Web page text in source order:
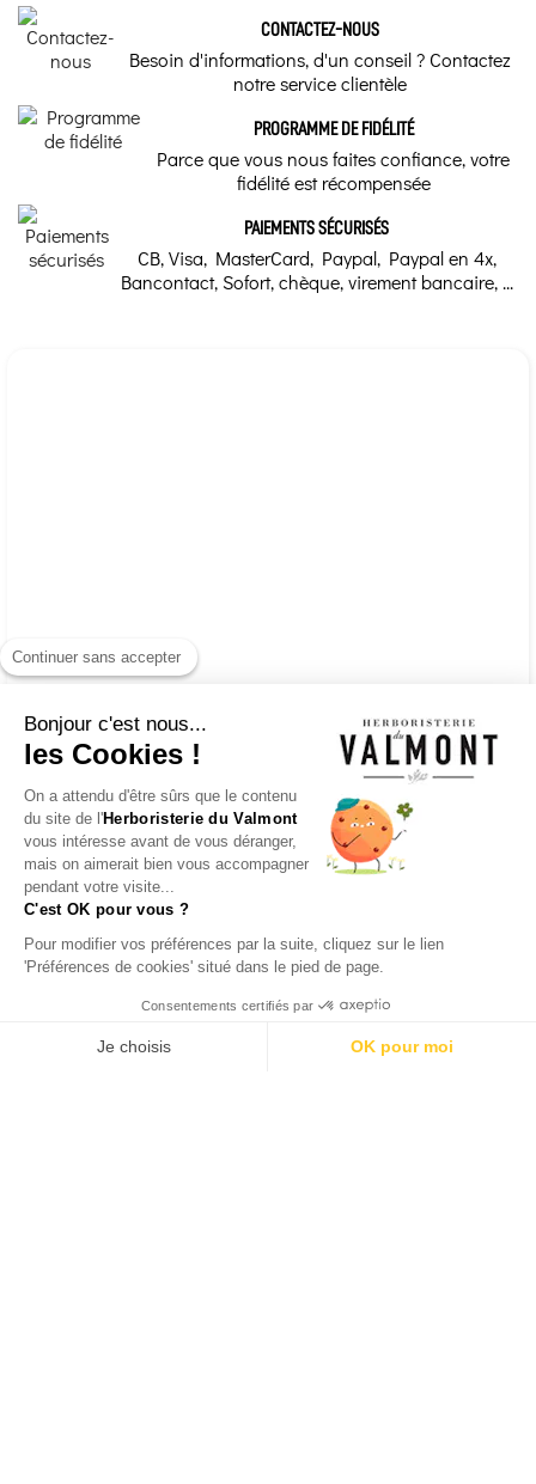
Continuer sans accepter
Bonjour c'est nous...
les Cookies !
On a attendu d'être sûrs que le contenu
du site de l'Herboristerie du Valmont
vous intéresse avant de vous déranger,
mais on aimerait bien vous accompagner
pendant votre visite...
C'est OK pour vous ?
Pour modifier vos préférences par la suite, cliquez sur le lien
'Préférences de cookies' situé dans le pied de page.
Consentements certifiés par
Je choisis OK pour moi
CONTACTEZ-NOUS
Besoin d'informations, d'un conseil ? Contactez
notre service clientèle
PROGRAMME DE FIDÉLITÉ
Parce que vous nous faites confiance, votre
fidélité est récompensée
PAIEMENTS SÉCURISÉS
CB, Visa, MasterCard, Paypal, Paypal en 4x,
Bancontact, Sofort, chèque, virement bancaire, ...